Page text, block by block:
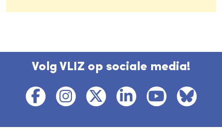
Volg VLIZ op sociale media!